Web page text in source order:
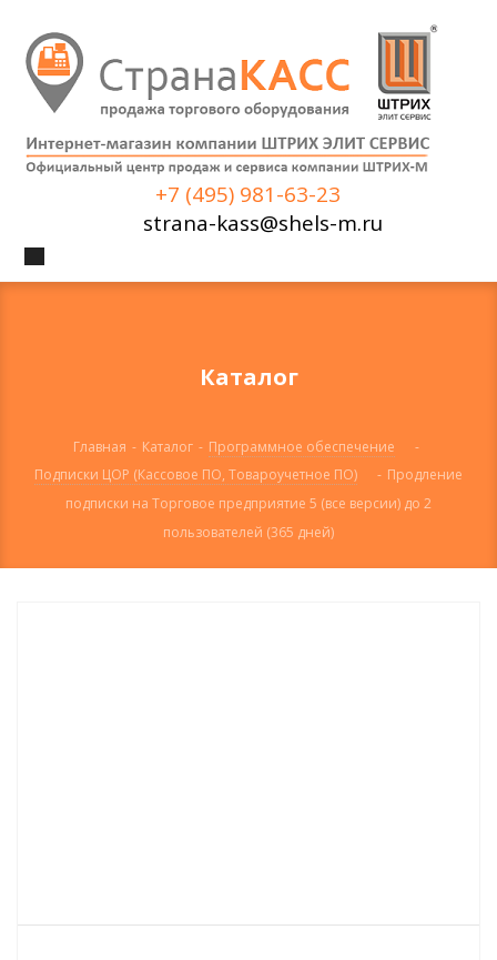
+7 (495) 981-63-23
strana-kass@shels-m.ru
Каталог
Главная - Каталог - Программное обеспечение
-
Подписки ЦОР (Кассовое ПО, Товароучетное ПО)
- Продление
подписки на Торговое предприятие 5 (все версии) до 2
пользователей (365 дней)